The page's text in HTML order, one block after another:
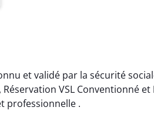
et validé par la sécurité
VSL Conventionné
professionnelle .